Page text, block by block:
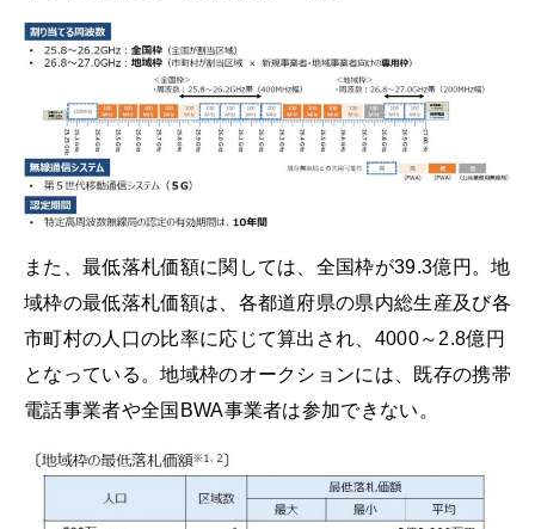
また、最低落札価額に関しては、全国枠が39.3億円。地
域枠の最低落札価額は、各都道府県の県内総生産及び各
市町村の人口の比率に応じて算出され、4000～2.8億円
となっている。地域枠のオークションには、既存の携帯
電話事業者や全国BWA事業者は参加できない。